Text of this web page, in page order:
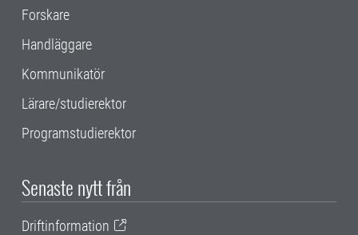
Forskare
Handläggare
Kommunikatör
Lärare/studierektor
Programstudierektor
Senaste nytt från
Driftinformation